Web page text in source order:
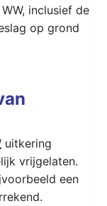
inclusief de
op grond
uitkering
vrijgelaten.
een